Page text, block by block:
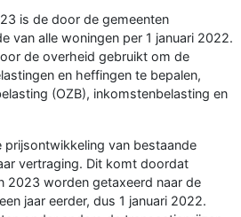
is de door de gemeenten
van alle woningen per 1 januari 2022.
de overheid gebruikt om de
en heffingen te bepalen,
(OZB), inkomstenbelasting en
prijsontwikkeling van bestaande
vertraging. Dit komt doordat
2023 worden getaxeerd naar de
jaar eerder, dus 1 januari 2022.